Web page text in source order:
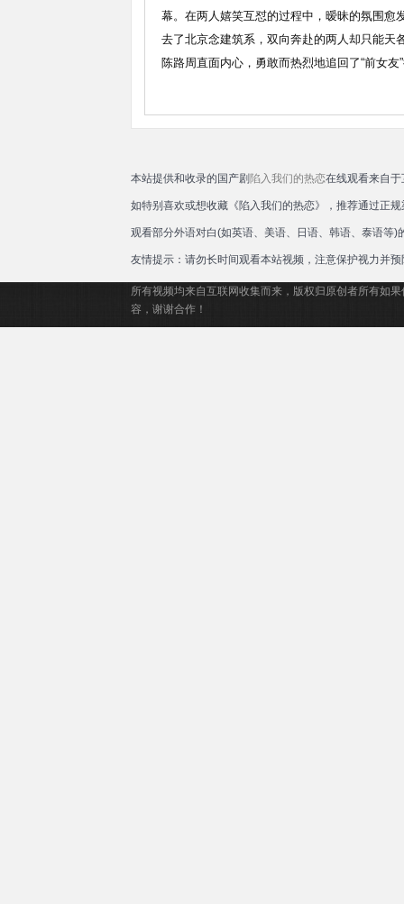
幕。在两人嬉笑互怼的过程中，暧昧的氛围愈
去了北京念建筑系，双向奔赴的两人却只能天
陈路周直面内心，勇敢而热烈地追回了“前女
本站提供和收录的国产剧 陷入我们的热恋在线观看来自
如特别喜欢或想收藏《陷入我们的热恋》，推荐通过正
观看部分外语对白(如英语、美语、日语、韩语、泰语等
友情提示：请勿长时间观看本站视频，注意保护视力并预
所有视频均来自互联网收集而来，版权归原创者所有如
容，谢谢合作！